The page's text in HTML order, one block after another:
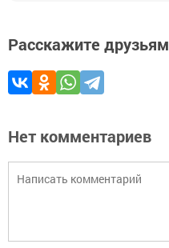
Расскажите друзьям
Нет комментариев